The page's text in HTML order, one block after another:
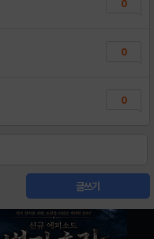
0
0
0
글쓰기